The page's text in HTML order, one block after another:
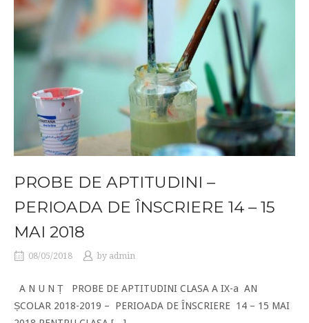
PROBE DE APTITUDINI –
PERIOADA DE ÎNSCRIERE 14 – 15
MAI 2018
08/05/2018 by admin
A N U N Ț PROBE DE APTITUDINI CLASA A IX-a AN
ȘCOLAR 2018-2019 – PERIOADA DE ÎNSCRIERE 14 – 15 MAI